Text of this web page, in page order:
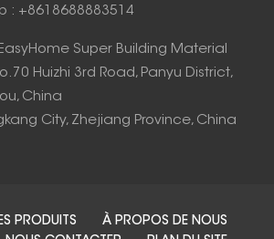
: +8618688883514
Super Building Material
Huizhi 3rd Road, Panyu District,
China
City, Zhejiang Province, China
PRODUITS
À PROPOS DE NOUS